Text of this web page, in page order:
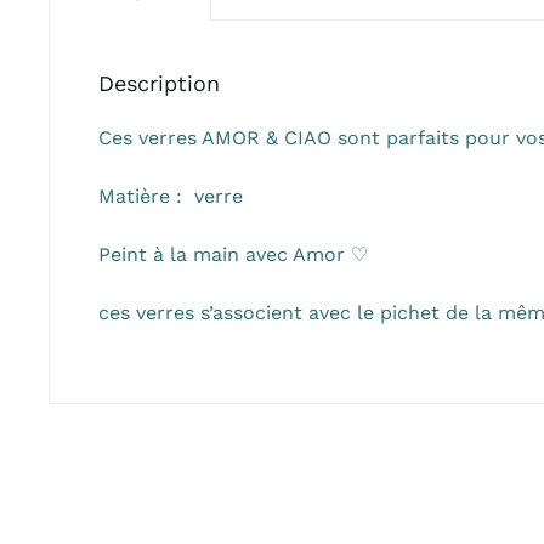
Description
Ces verres AMOR & CIAO sont parfaits pour
Matière : verre
Peint à la main avec Amor ♡
ces verres s’associent avec le pichet de la